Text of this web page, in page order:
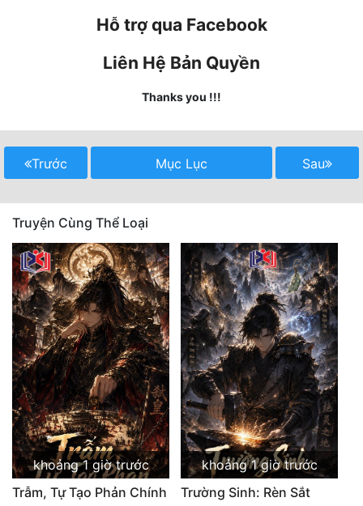
Mưu Mô
Mạt Thế
Ngôn Tình
Ngược
Nữ Cường
Nữ Phụ
Phong Thủy - Tâm Linh
Phương Tây
Phản Phái
Quan Trường
Hỗ trợ qua Facebook
Liên Hệ Bản Quyền
Thanks you !!!
Trước Mục Lục Sau
Truyện Cùng Thể Loại
khoảng 1 giờ trước
Trẫm, Tự Tạo Phản Chính
khoảng 1 giờ trước
Trường Sinh: Rèn Sắt